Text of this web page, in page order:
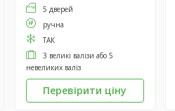
5 дверей
ручна
ТАК
3 великі валізи або 5
невеликих валіз
Перевірити ціну